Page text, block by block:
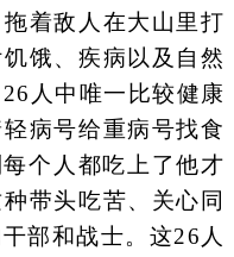
着敌人在大山里打
饿、疾病以及自然
人中唯一比较健康
病号给重病号找食
个人都吃上了他才
带头吃苦、关心同
部和战士。这26人